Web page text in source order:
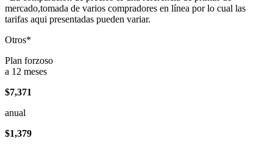
mercado,tomada de varios compradores en línea por lo cual las
tarifas aqui presentadas pueden variar.
Otros*
Plan forzoso
a 12 meses
$7,371
anual
$1,379